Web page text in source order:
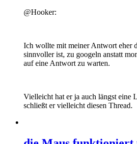
@Hooker:
Ich wollte mit meiner Antwort eher
sinnvoller ist, zu googeln anstatt
auf eine Antwort zu warten.
Vielleicht hat er ja auch längst eine
schließt er vielleicht diesen Thread.